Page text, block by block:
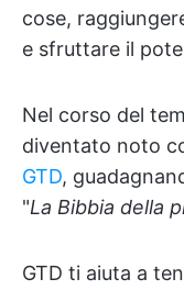
cose,
e sfruttare il
Nel corso del
diventato noto
GTD,
"La Bibbia della
GTD ti aiuta a